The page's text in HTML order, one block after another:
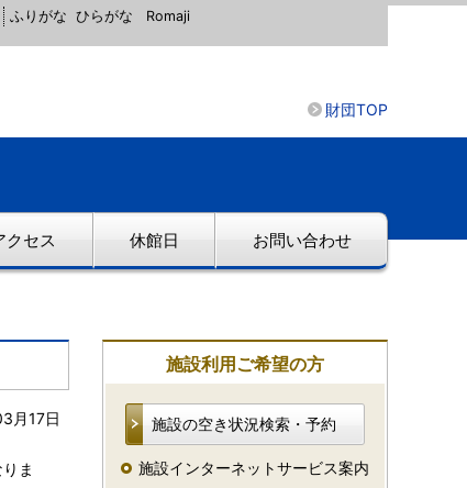
ふりがな ひらがな Romaji
財団TOP
クセス 休館日 お問い合わせ
月17日
ま
施設利用ご希望の方
施設の空き状況検索・予約
施設インターネットサービス案内